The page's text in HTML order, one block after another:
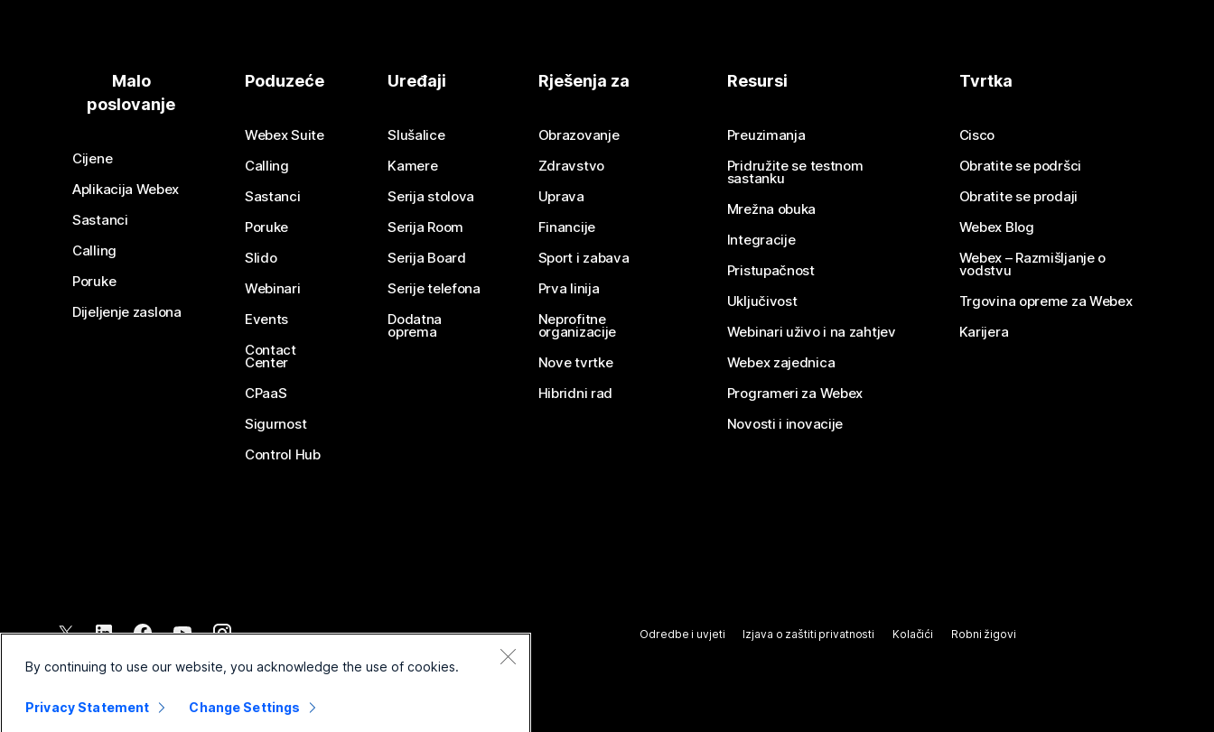
Malo
poslovanje
Cijene
Aplikacija Webex
Sastanci
Calling
Poruke
Dijeljenje zaslona
Poduzeće
Webex Suite
Calling
Sastanci
Poruke
Slido
Webinari
Events
Contact
Center
CPaaS
Sigurnost
Control Hub
Uređaji
Slušalice
Kamere
Serija stolova
Serija Room
Serija Board
Serije telefona
Dodatna
oprema
Rješenja za
Obrazovanje
Zdravstvo
Uprava
Financije
Sport i zabava
Prva linija
Neprofitne
organizacije
Nove tvrtke
Hibridni rad
Resursi
Preuzimanja
Pridružite se testnom
sastanku
Mrežna obuka
Integracije
Pristupačnost
Uključivost
Webinari uživo i na zahtjev
Webex zajednica
Programeri za Webex
Novosti i inovacije
Tvrtka
Cisco
Obratite se podršci
Obratite se prodaji
Webex Blog
Webex – Razmišljanje o
vodstvu
Trgovina opreme za Webex
Karijera
2026 Cisco i/ili njegova povezana društva. Sva prava pridržana.
Odredbe i uvjeti Izjava o zaštiti privatnosti Kolačići Robni žigovi
By continuing to use our website, you acknowledge the use of cookies.
Privacy Statement Change Settings